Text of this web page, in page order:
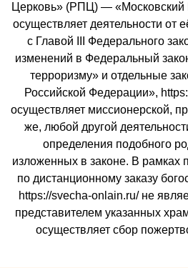
Церковь» (РПЦ) — «Московский
осуществляет деятельности от
с Главой III Федерального
изменений в Федеральный
терроризму» и отдельные
Российской Федерации»,
осуществляет миссионерской,
же, любой другой
определения подобного
изложенных в законе. В рамках
по дистанционному заказу
https://svecha-onlain.ru/ не
представителем указанных
осуществляет сбор